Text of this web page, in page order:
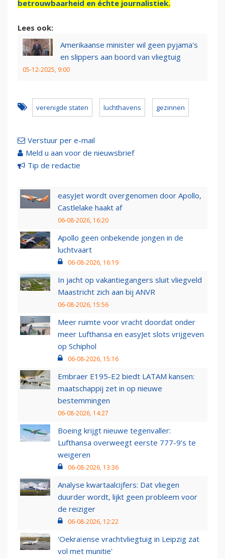
betrouwbaarheid en échte journalistiek.
Lees ook:
Amerikaanse minister wil geen pyjama's
en slippers aan boord van vliegtuig
05-12-2025, 9:00
verenigde staten luchthavens gezinnen
Verstuur per e-mail
Meld u aan voor de nieuwsbrief
Tip de redactie
easyJet wordt overgenomen door Apollo,
Castlelake haakt af
06-08-2026, 16:20
Apollo geen onbekende jongen in de
luchtvaart
06-08-2026, 16:19
In jacht op vakantiegangers sluit vliegveld
Maastricht zich aan bij ANVR
06-08-2026, 15:56
Meer ruimte voor vracht doordat onder
meer Lufthansa en easyJet slots vrijgeven
op Schiphol
06-08-2026, 15:16
Embraer E195-E2 biedt LATAM kansen:
maatschappij zet in op nieuwe
bestemmingen
06-08-2026, 14:27
Boeing krijgt nieuwe tegenvaller:
Lufthansa overweegt eerste 777-9’s te
weigeren
06-08-2026, 13:36
Analyse kwartaalcijfers: Dat vliegen
duurder wordt, lijkt geen probleem voor
de reiziger
06-08-2026, 12:22
'Oekraïense vrachtvliegtuig in Leipzig zat
vol met munitie'